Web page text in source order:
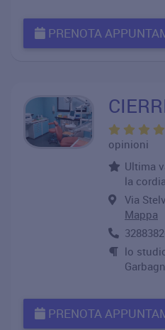
PRENOTA
opinioni
Ultima
la
Via
Mappa
lo
PRENOTA